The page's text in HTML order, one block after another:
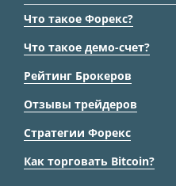
Что такое Форекс?
Что такое демо-счет?
Рейтинг Брокеров
Отзывы трейдеров
Стратегии Форекс
Как торговать Bitcoin?